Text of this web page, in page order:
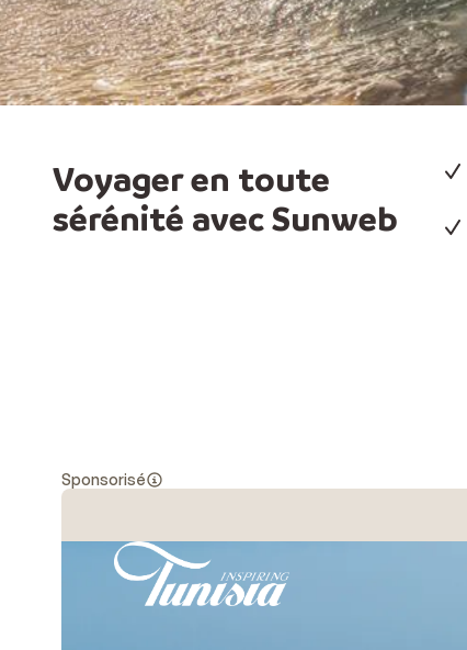
Voyager en toute
sérénité avec Sunweb
Sponsorisé